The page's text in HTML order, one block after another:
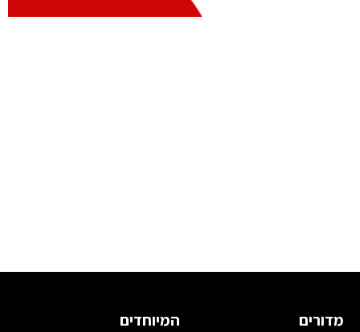
מדורים המיוחדים